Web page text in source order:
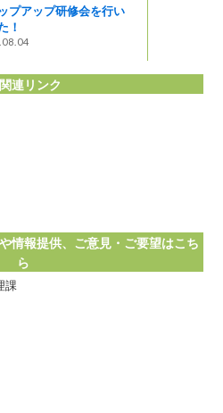
たりの涼やかなコーヒ
ただきました🥤
関連リンク
情報提供、ご意見・ご要望はこち
ら
課